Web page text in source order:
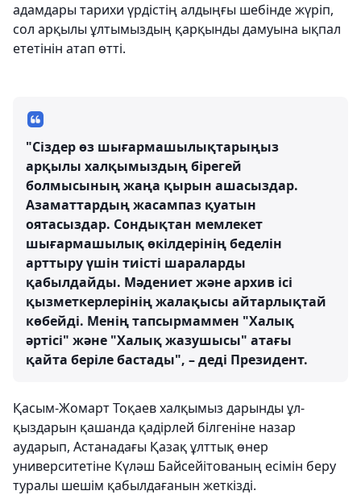
адамдары тарихи үрдістің алдыңғы шебінде жүріп,
сол арқылы ұлтымыздың қарқынды дамуына ықпал
ететінін атап өтті.
"Сіздер өз шығармашылықтарыңыз
арқылы халқымыздың бірегей
болмысының жаңа қырын ашасыздар.
Азаматтардың жасампаз қуатын
оятасыздар. Сондықтан мемлекет
шығармашылық өкілдерінің беделін
арттыру үшін тиісті шараларды
қабылдайды. Мәдениет және архив ісі
қызметкерлерінің жалақысы айтарлықтай
көбейді. Менің тапсырмаммен "Халық
әртісі" және "Халық жазушысы" атағы
қайта беріле бастады", – деді Президент.
Қасым-Жомарт Тоқаев халқымыз дарынды ұл-
қыздарын қашанда қадірлей білгеніне назар
аударып, Астанадағы Қазақ ұлттық өнер
университетіне Күләш Байсейітованың есімін беру
туралы шешім қабылдағанын жеткізді.